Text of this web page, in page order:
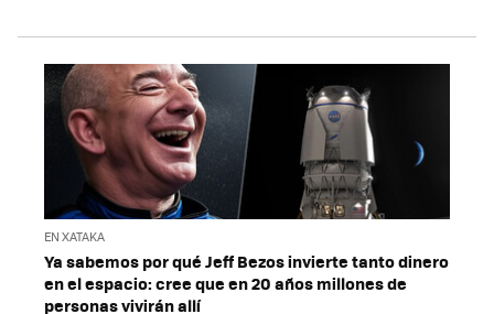
EN XATAKA
Ya sabemos por qué Jeff Bezos invierte tanto dinero
en el espacio: cree que en 20 años millones de
personas vivirán allí